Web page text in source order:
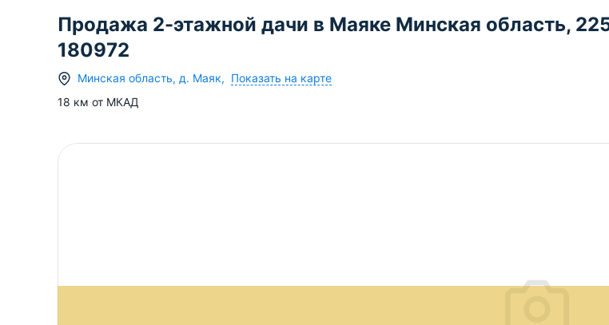
Продажа 2-этажной дачи в Маяке Минская область,
180972
Минская область, д. Маяк, Показать на карте
18 км от МКАД